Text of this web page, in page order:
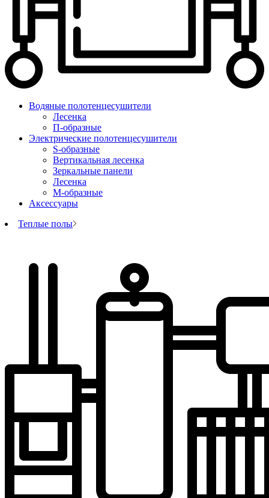
Водяные полотенцесушители
Лесенка
П-образные
Электрические полотенцесушители
S-образные
Вертикальная лесенка
Зеркальные панели
Лесенка
М-образные
Аксессуары
Теплые полы